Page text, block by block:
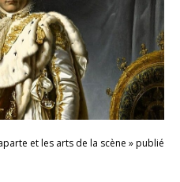
et les arts de la scène » publié